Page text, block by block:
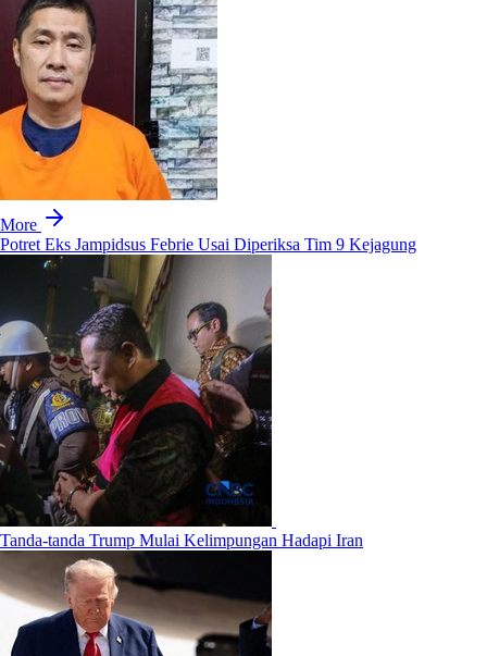
More
Potret Eks Jampidsus Febrie Usai Diperiksa Tim 9 Kejagung
Tanda-tanda Trump Mulai Kelimpungan Hadapi Iran